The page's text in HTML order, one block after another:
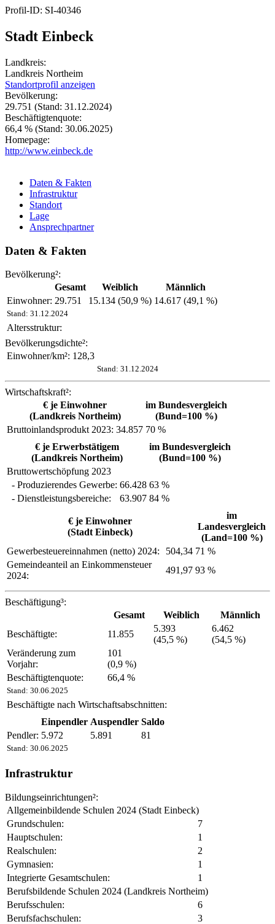
Profil-ID: SI-40346
Stadt Einbeck
Landkreis:
Landkreis Northeim
Standortprofil anzeigen
Bevölkerung:
29.751 (Stand: 31.12.2024)
Beschäftigtenquote:
66,4 % (Stand: 30.06.2025)
Homepage:
http://www.einbeck.de
Daten & Fakten
Infrastruktur
Standort
Lage
Ansprechpartner
Daten & Fakten
Bevölkerung²:
Gesamt
Weiblich
Männlich
Einwohner: 29.751 15.134 (50,9 %) 14.617 (49,1 %)
Stand: 31.12.2024
Altersstruktur:
Bevölkerungsdichte²:
Einwohner/km²: 128,3
Stand: 31.12.2024
Wirtschaftskraft²:
€ je Einwohner
(Landkreis Northeim)
im Bundesvergleich
(Bund=100 %)
Bruttoinlandsprodukt 2023: 34.857 70 %
€ je Erwerbstätigem
(Landkreis Northeim)
im Bundesvergleich
(Bund=100 %)
Bruttowertschöpfung 2023
- Produzierendes Gewerbe: 66.428 63 %
- Dienstleistungsbereiche:
63.907 84 %
€ je Einwohner
(Stadt Einbeck)
im
Landesvergleich
(Land=100 %)
Gewerbesteuereinnahmen (netto) 2024:
504,34 71 %
Gemeindeanteil an Einkommensteuer
2024:
491,97 93 %
Beschäftigung³:
Gesamt
Weiblich
Männlich
Beschäftigte:
11.855
5.393
(45,5 %)
6.462
(54,5 %)
Veränderung zum
Vorjahr:
101
(0,9 %)
Beschäftigtenquote:
66,4 %
Stand: 30.06.2025
Beschäftigte nach Wirtschaftsabschnitten:
Einpendler Auspendler Saldo
Pendler: 5.972 5.891 81
Stand: 30.06.2025
Infrastruktur
Bildungseinrichtungen²:
Allgemeinbildende Schulen 2024 (Stadt Einbeck)
Grundschulen:
7
Hauptschulen:
1
Realschulen:
2
Gymnasien:
1
Integrierte Gesamtschulen:
1
Berufsbildende Schulen 2024 (Landkreis Northeim)
Berufsschulen:
6
Berufsfachschulen:
3